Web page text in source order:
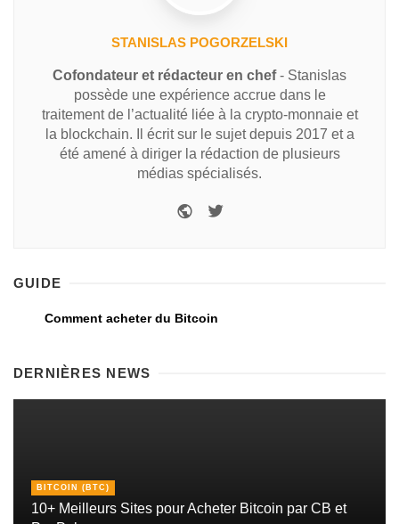
STANISLAS POGORZELSKI
Cofondateur et rédacteur en chef- Stanislas
possède une expérience accrue dans le
traitement de l’actualité liée à la crypto-monnaie et
la blockchain. Il écrit sur le sujet depuis 2017 et a
été amené à diriger la rédaction de plusieurs
médias spécialisés.
GUIDE
Comment acheter du Bitcoin
DERNIÈRES NEWS
BITCOIN (BTC)
10+ Meilleurs Sites pour Acheter Bitcoin par CB et